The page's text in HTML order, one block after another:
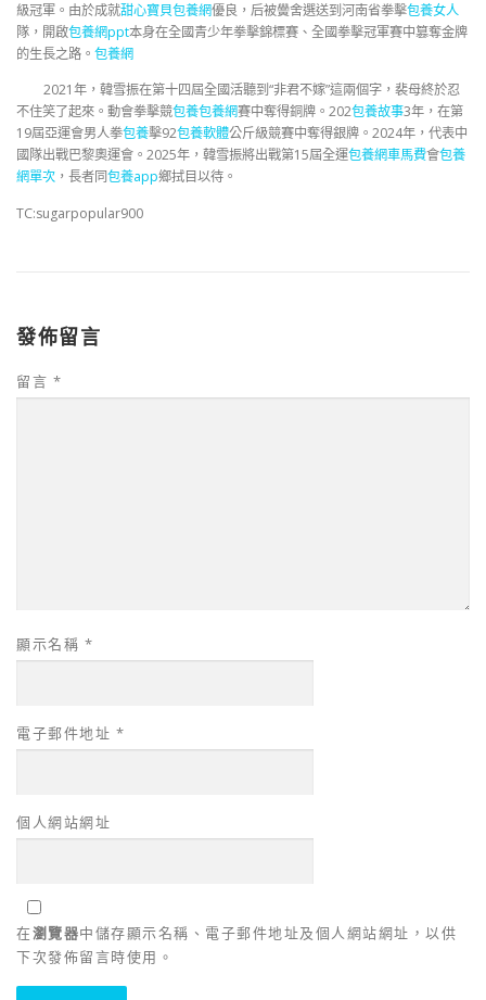
級冠軍。由於成就甜心寶貝包養網優良，后被黌舍選送到河南省拳擊包養女人
隊，開啟包養網ppt本身在全國青少年拳擊錦標賽、全國拳擊冠軍賽中篡奪金牌
的生長之路。 包養網
2021年， 韓雪振在第十四屆全國活聽到“非君不嫁”這兩個字，裴母終於忍
不住笑了起來。動會拳擊競包養包養網賽中奪得銅牌。202包養故事3年，在第
19屆亞運會男人拳包養擊92包養軟體公斤級競賽中奪得銀牌。2024年，代表中
國隊出戰巴黎奧運會。2025年，韓雪振將出戰第15屆全運包養網車馬費會包養
網單次 ，長者同包養app鄉拭目以待。
TC:sugarpopular900
發佈留言
留言 *
顯示名稱 *
電子郵件地址 *
個人網站網址
在瀏覽器中儲存顯示名稱、電子郵件地址及個人網站網址，以供
下次發佈留言時使用。